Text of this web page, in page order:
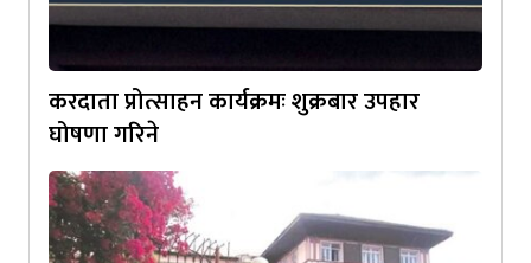
करदाता प्रोत्साहन कार्यक्रमः शुक्रबार उपहार
घोषणा गरिने